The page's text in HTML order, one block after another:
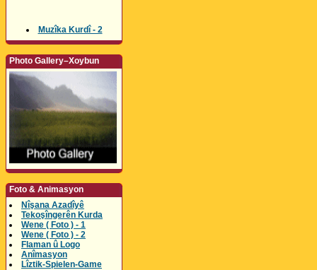
Muzîka Kurdî - 2
Photo Gallery–Xoybun
Foto & Animasyon
Nîşana Azadîyê
Tekoşîngerên Kurda
Wene ( Foto ) - 1
Wene ( Foto ) - 2
Flaman û Logo
Anîmasyon
Lîztik-Spielen-Game